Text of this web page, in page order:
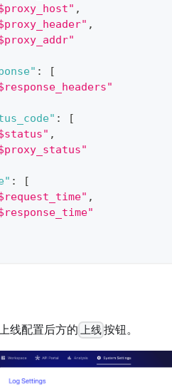
,
,
:
[
:
[
,
:
[
,
线配置后方的 上线按钮。